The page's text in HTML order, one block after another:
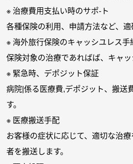
※ 治療費用支払い時のサポ-ト
各種保険の利用、申請方法など、適
※ 海外旅行保険のキャッシユレス手
保険対象の治療であればば、キャッ
※ 緊急時、デポジット保証
病院|係る医療費,デポジット、搬送
す。
※ 医療搬送手配
お客様の症状に応じて、適切な治
者を搬送します。